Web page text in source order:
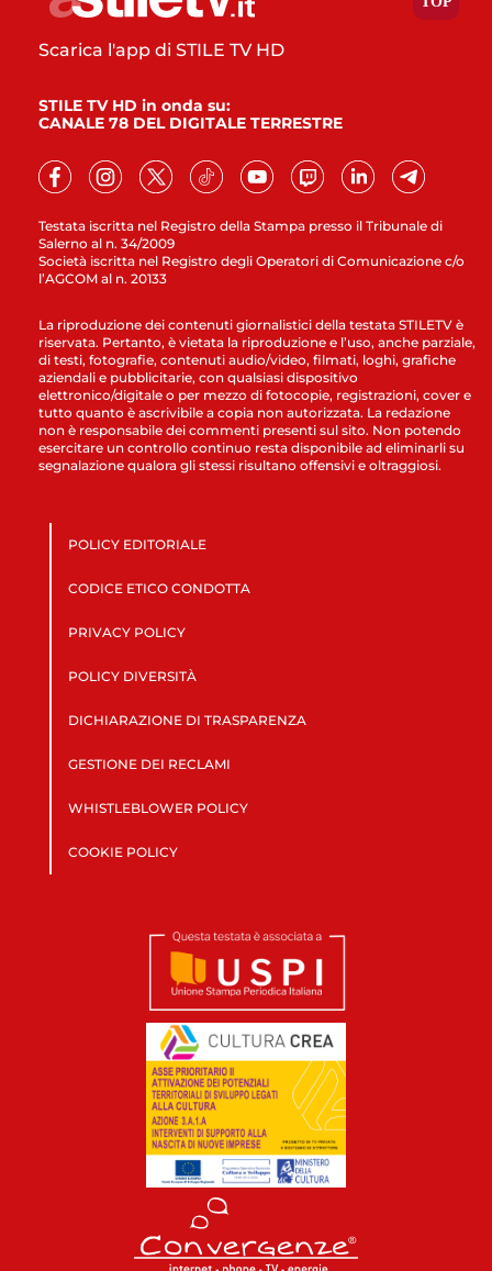
Testata iscritta nel Registro della Stampa presso il Tribunale di
Salerno al n. 34/2009
Società iscritta nel Registro degli Operatori di Comunicazione c/o
l’AGCOM al n. 20133
Scarica l'app di STILE TV HD
STILE TV HD in onda su:
CANALE 78 DEL DIGITALE TERRESTRE
La riproduzione dei contenuti giornalistici della testata STILETV è
riservata. Pertanto, è vietata la riproduzione e l’uso, anche parziale,
di testi, fotografie, contenuti audio/video, filmati, loghi, grafiche
aziendali e pubblicitarie, con qualsiasi dispositivo
elettronico/digitale o per mezzo di fotocopie, registrazioni, cover e
tutto quanto è ascrivibile a copia non autorizzata. La redazione
non è responsabile dei commenti presenti sul sito. Non potendo
esercitare un controllo continuo resta disponibile ad eliminarli su
segnalazione qualora gli stessi risultano offensivi e oltraggiosi.
POLICY EDITORIALE
CODICE ETICO CONDOTTA
PRIVACY POLICY
POLICY DIVERSITÀ
DICHIARAZIONE DI TRASPARENZA
GESTIONE DEI RECLAMI
WHISTLEBLOWER POLICY
COOKIE POLICY